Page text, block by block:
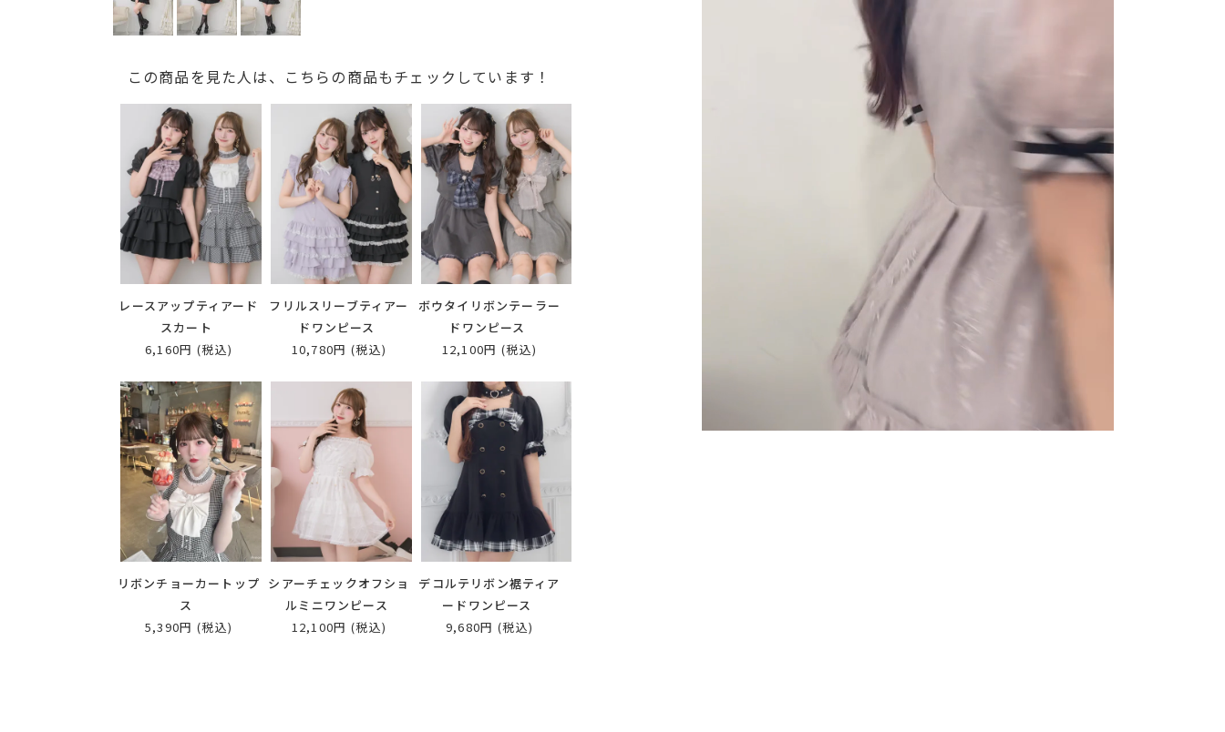
この商品を見た人は、こちらの商品もチェックしています！
レースアップティアード
スカート
6,160円 (税込)
フリルスリーブティアー
ドワンピース
10,780円 (税込)
ボウタイリボンテーラー
ドワンピース
12,100円 (税込)
リボンチョーカートップ
ス
5,390円 (税込)
シアーチェックオフショ
ルミニワンピース
12,100円 (税込)
デコルテリボン裾ティア
ードワンピース
9,680円 (税込)